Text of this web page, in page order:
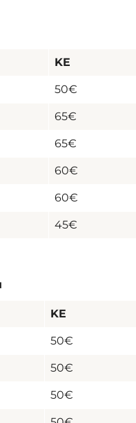
KE
50€
65€
65€
60€
60€
45€
KE
50€
50€
50€